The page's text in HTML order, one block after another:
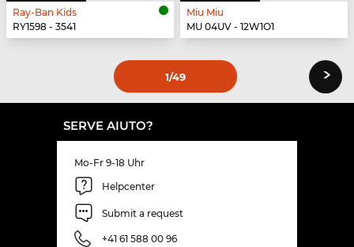
Ray-Ban Kids
RY1598 - 3541
Miu Miu
MU 04UV - 12W1O1
1/49 ›
SERVE AIUTO?
Mo-Fr 9-18 Uhr
Helpcenter
Submit a request
+41 61 588 00 96